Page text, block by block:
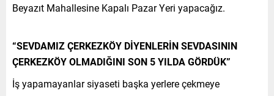
Beyazıt Mahallesine Kapalı Pazar Yeri yapacağız.
“SEVDAMIZ ÇERKEZKÖY DİYENLERİN SEVDASININ
ÇERKEZKÖY OLMADIĞINI SON 5 YILDA GÖRDÜK”
İş yapamayanlar siyaseti başka yerlere çekmeye